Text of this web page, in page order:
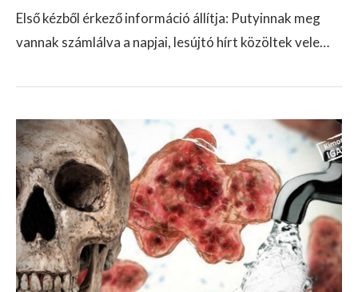
Első kézből érkező információ állítja: Putyinnak meg
vannak számlálva a napjai, lesújtó hírt közöltek vele…